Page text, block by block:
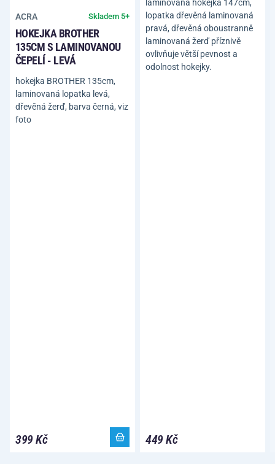
ACRA Skladem 5+
HOKEJKA BROTHER
135CM S LAMINOVANOU
ČEPELÍ - LEVÁ
hokejka BROTHER 135cm,
laminovaná lopatka levá,
dřevěná žerď, barva černá, viz
foto
399 Kč
laminovaná hokejka 147cm,
lopatka dřevěná laminovaná
pravá, dřevěná oboustranně
laminovaná žerď příznivě
ovlivňuje větší pevnost a
odolnost hokejky.
449 Kč